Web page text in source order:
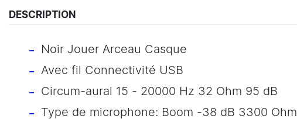
DESCRIPTION
Noir Jouer Arceau Casque
Avec fil Connectivité USB
Circum-aural 15 - 20000 Hz 32 Ohm 95 dB
Type de microphone: Boom -38 dB 3300 Ohm